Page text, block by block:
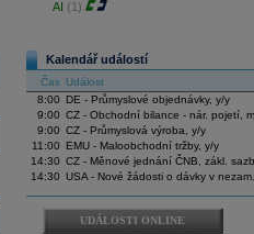
AI (1)
Kalendář událostí
Čas Událost
8:00
DE - Průmyslové objednávky, y/y
9:00 CZ - Obchodní bilance - nár. pojetí,
9:00 CZ - Průmyslová výroba, y/y
11:00
EMU - Maloobchodní tržby, y/y
14:30 CZ - Měnové jednání ČNB, zákl.
14:30 USA - Nové žádosti o dávky v nezam.
UDÁLOSTI ONLINE